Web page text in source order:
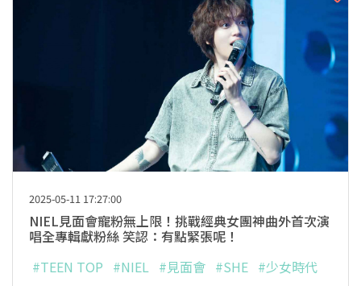
2025-05-11 17:27:00
NIEL見面會寵粉無上限！挑戰經典女團神曲外首次演
唱全專輯獻粉絲 笑認：有點緊張呢！
#TEEN TOP #NIEL #見面會 #SHE #少女時代